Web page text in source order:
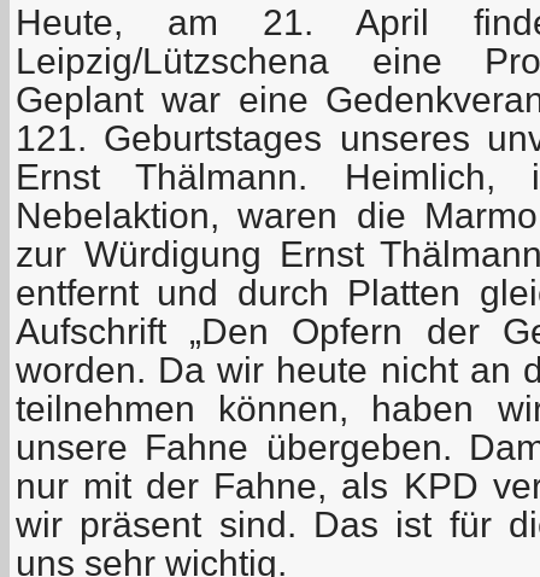
Heute, am 21. April
Leipzig/Lützschena eine
Geplant war eine
121. Geburtstages unseres
Ernst Thälmann.
Nebelaktion, waren die
zur Würdigung Ernst
entfernt und durch Platten
Aufschrift „Den Opfern der
worden. Da wir heute nicht an
teilnehmen können, haben
unsere Fahne übergeben.
nur mit der Fahne, als KPD
wir präsent sind. Das ist für
uns sehr wichtig.